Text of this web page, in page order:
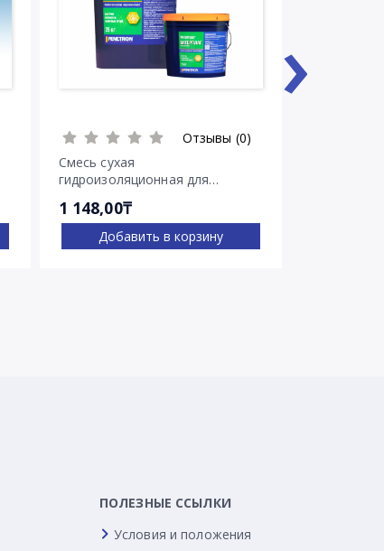
Отзывы (0)
Смесь сухая
гидроизоляционная для
Ватерплаг
1 148,00₸
Добавить в корзину
›
ПОЛЕЗНЫЕ ССЫЛКИ
Условия и положения